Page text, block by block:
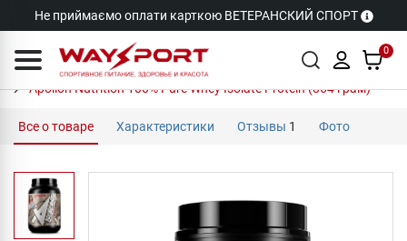
Не приймаємо оплати карткою ВЕТЕРАНСКИЙ СПОРТ
0
Apollon Nutrition 100% Pure Whey Isolate Protein (864 грам)
Все о товаре Характеристики Отзывы 1 Фото